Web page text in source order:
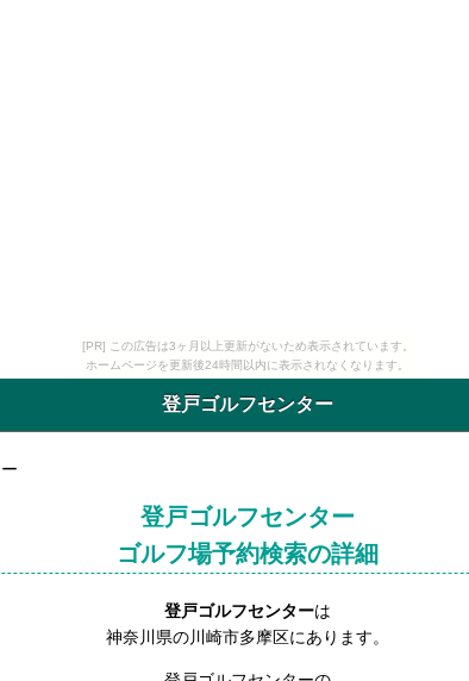
[PR] この広告は3ヶ月以上更新がないため表示されています。
ホームページを更新後24時間以内に表示されなくなります。
登戸ゴルフセンター
登戸ゴルフセンター
ゴルフ場予約検索の詳細
登戸ゴルフセンターは
神奈川県の川崎市多摩区にあります。